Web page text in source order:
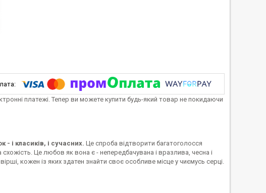
платежі. Тепер ви можете купити будь-який товар не покидаючи
- і класиків, і сучасних. Це спроба відтворити багатоголосся
Це любов як вона є - непередбачувана і вразлива, чесна і
кожен із яких здатен знайти своє особливе місце у чиємусь серці.